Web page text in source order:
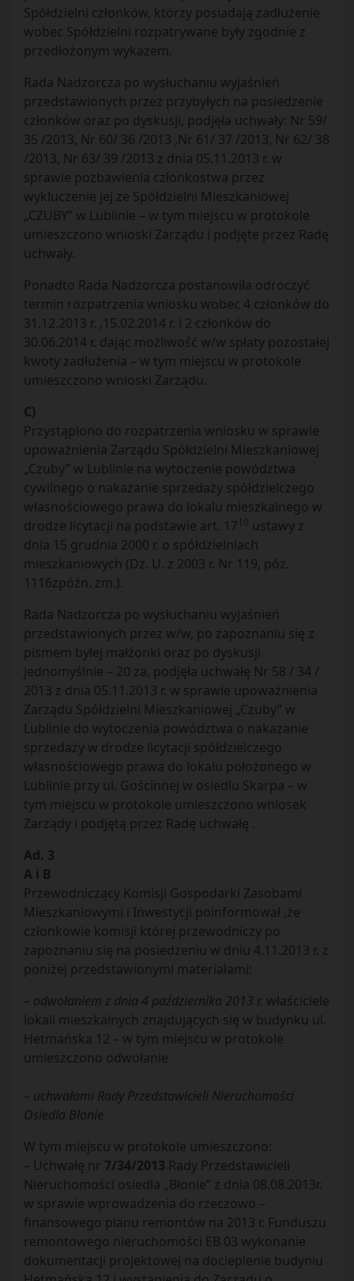
Spółdzielni członków, którzy posiadają zadłużenie
wobec Spółdzielni rozpatrywane były zgodnie z
przedłożonym wykazem.
Rada Nadzorcza po wysłuchaniu wyjaśnień
przedstawionych przez przybyłych na posiedzenie
członków oraz po dyskusji, podjęła uchwały: Nr 59/
35 /2013, Nr 60/ 36 /2013 ,Nr 61/ 37 /2013, Nr 62/ 38
/2013, Nr 63/ 39 /2013 z dnia 05.11.2013 r. w
sprawie pozbawienia członkostwa przez
wykluczenie jej ze Spółdzielni Mieszkaniowej
„CZUBY” w Lublinie – w tym miejscu w protokole
umieszczono wnioski Zarządu i podjęte przez Radę
uchwały.
Ponadto Rada Nadzorcza postanowiła odroczyć
termin rozpatrzenia wniosku wobec 4 członków do
31.12.2013 r. ,15.02.2014 r. i 2 członków do
30.06.2014 r. dając możliwość w/w spłaty pozostałej
kwoty zadłużenia – w tym miejscu w protokole
umieszczono wnioski Zarządu.
C)
Przystąpiono do rozpatrzenia wniosku w sprawie
upoważnienia Zarządu Spółdzielni Mieszkaniowej
„Czuby” w Lublinie na wytoczenie powództwa
cywilnego o nakazanie sprzedaży spółdzielczego
własnościowego prawa do lokalu mieszkalnego w
drodze licytacji na podstawie art. 17 10 ustawy z
dnia 15 grudnia 2000 r. o spółdzielniach
mieszkaniowych (Dz. U. z 2003 r. Nr 119, póz.
1116zpóźn. zm.).
Rada Nadzorcza po wysłuchaniu wyjaśnień
przedstawionych przez w/w, po zapoznaniu się z
pismem byłej małżonki oraz po dyskusji
jednomyślnie – 20 za, podjęła uchwałę Nr 58 / 34 /
2013 z dnia 05.11.2013 r. w sprawie upoważnienia
Zarządu Spółdzielni Mieszkaniowej „Czuby” w
Lublinie do wytoczenia powództwa o nakazanie
sprzedaży w drodze licytacji spółdzielczego
własnościowego prawa do lokalu położonego w
Lublinie przy ul. Gościnnej w osiedlu Skarpa – w
tym miejscu w protokole umieszczono wniosek
Zarządy i podjętą przez Radę uchwałę .
Ad. 3
A i B
Przewodniczący Komisji Gospodarki Zasobami
Mieszkaniowymi i Inwestycji poinformował ,że
członkowie komisji której przewodniczy po
zapoznaniu się na posiedzeniu w dniu 4.11.2013 r. z
poniżej przedstawionymi materiałami:
– odwołaniem z dnia 4 października 2013 r. właściciele
lokali mieszkalnych znajdujących się w budynku ul.
Hetmańska 12 – w tym miejscu w protokole
umieszczono odwołanie
– uchwałami Rady Przedstawicieli Nieruchomości
Osiedla Błonie
W tym miejscu w protokole umieszczono:
– Uchwałę nr 7/34/2013 Rady Przedstawicieli
Nieruchomości osiedla „Błonie” z dnia 08.08.2013r.
w sprawie wprowadzenia do rzeczowo –
finansowego planu remontów na 2013 r. Funduszu
remontowego nieruchomości EB 03 wykonanie
dokumentacji projektowej na docieplenie budyniu